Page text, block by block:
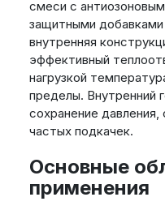
смеси с
защитными
внутренняя
эффективный
нагрузкой
пределы. Внутренний
сохранение
частых подкачек.
Основные
применения